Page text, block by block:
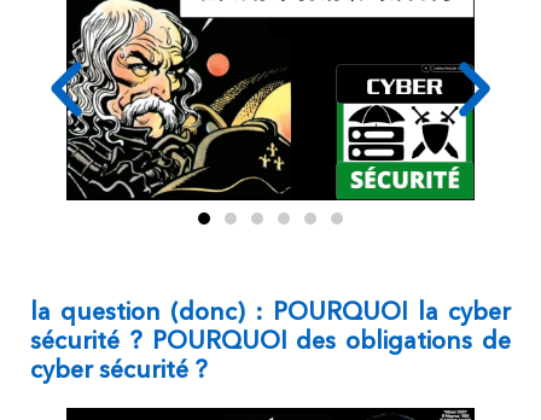
la question (donc) : POURQUOI la cyber
sécurité ? POURQUOI des obligations de
cyber sécurité ?